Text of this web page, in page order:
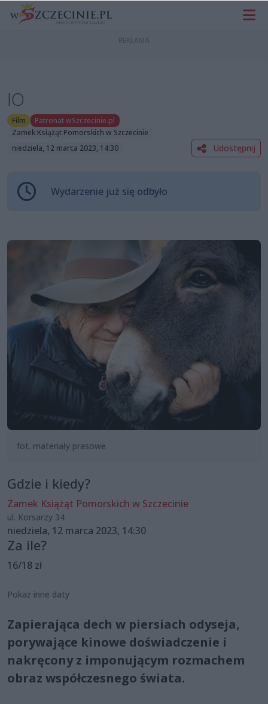
IO
Film
Patronat wSzczecinie.pl
Zamek Książąt Pomorskich w Szczecinie
niedziela, 12 marca 2023, 14:30
Udostępnij
Wydarzenie już się odbyło
fot. materiały prasowe
Gdzie i kiedy?
Zamek Książąt Pomorskich w Szczecinie
ul. Korsarzy 34
niedziela, 12 marca 2023, 14:30
Za ile?
16/18 zł
Pokaż inne daty
Zapierająca dech w piersiach odyseja,
porywające kinowe doświadczenie i
nakręcony z imponującym rozmachem
obraz współczesnego świata.